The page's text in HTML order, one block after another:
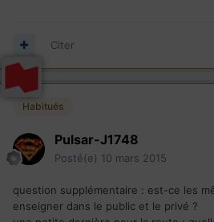
Citer
Habitués
Pulsar-J1748
Posté(e) 10 mars 2015
question supplémentaire : est-ce les
enseigner dans le public et le privé ?